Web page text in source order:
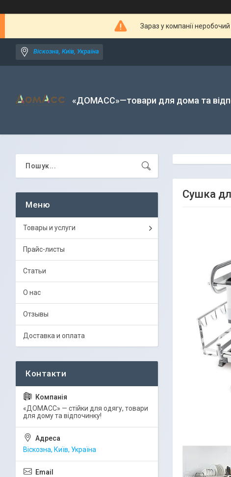
Зараз у компанії
Віскозна, Київ, Україна
«ДОМАСС»—товари для дома та
Сушка
Товары и услуги
Прайс-листы
Статьи
О нас
Отзывы
Доставка и оплата
«ДОМАСС» — стійки для одягу, товари
для дому та відпочинку!
Віскозна, Київ, Україна